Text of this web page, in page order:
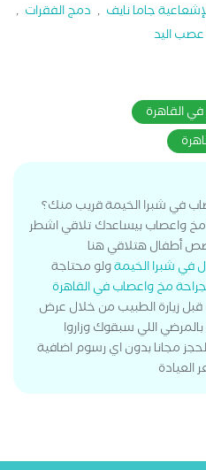
جاما نايف , دمج الفقرات ,
اليد
القاهرة
في شبرا الخيمة قريب منك؟
واعصاب بيساعدك تلاقي اشطر
أطفال هتلاقي هنا
في شبرا الخيمةولو محتاجة
مخ واعصاب في القاهرة
زيارة الطبيب من خلال عرض
اللي سبقوك وزاروا
مجانا بدون اي رسوم اضافية